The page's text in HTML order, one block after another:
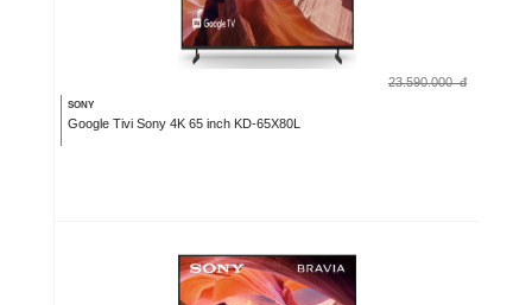
23.590.000 đ
SONY
Google Tivi Sony 4K 65 inch KD-65X80L